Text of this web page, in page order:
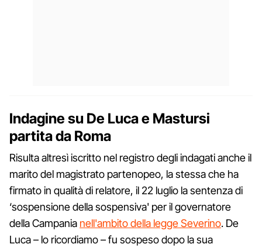
Indagine su De Luca e Mastursi
partita da Roma
Risulta altresì iscritto nel registro degli indagati anche il
marito del magistrato partenopeo, la stessa che ha
firmato in qualità di relatore, il 22 luglio la sentenza di
‘sospensione della sospensiva' per il governatore
della Campania nell'ambito della legge Severino. De
Luca – lo ricordiamo – fu sospeso dopo la sua